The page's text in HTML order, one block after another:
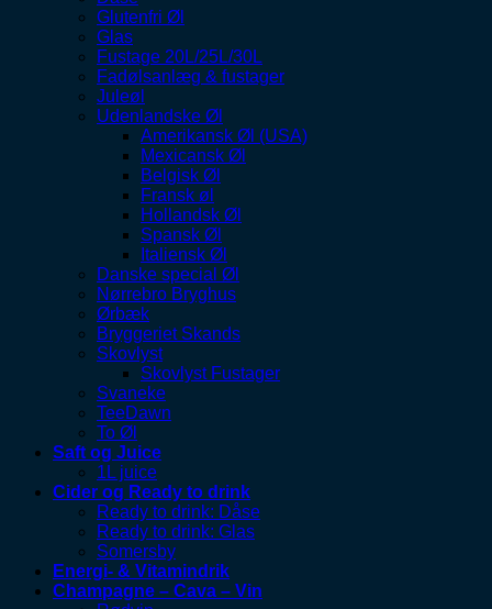
Glutenfri Øl
Glas
Fustage 20L/25L/30L
Fadølsanlæg & fustager
Juleøl
Udenlandske Øl
Amerikansk Øl (USA)
Mexicansk Øl
Belgisk Øl
Fransk øl
Hollandsk Øl
Spansk Øl
Italiensk Øl
Danske special Øl
Nørrebro Bryghus
Ørbæk
Bryggeriet Skands
Skovlyst
Skovlyst Fustager
Svaneke
TeeDawn
To Øl
Saft og Juice
1L juice
Cider og Ready to drink
Ready to drink: Dåse
Ready to drink: Glas
Somersby
Energi- & Vitamindrik
Champagne – Cava – Vin